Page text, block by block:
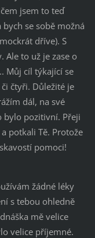
jsem to teď
se sobě možná
dříve). S
Ale to už je zase o
Můj cíl týkající se
čtyři. Důležité je
dál, na své
bylo pozitivní. Přeji
potkali Tě. Protože
pomoci!
žádné léky
s tebou ohledně
mě velice
velice příjemné.